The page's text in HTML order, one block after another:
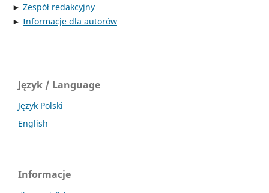
► Zespół redakcyjny
► Informacje dla autorów
Język / Language
Język Polski
English
Informacje